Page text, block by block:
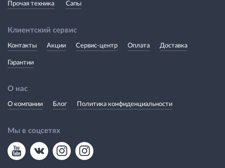
Прочая техника Сапы
Клиентский сервис
Контакты Акции Сервис-центр Оплата Доставка
Гарантии
О нас
О компании Блог Политика конфиденциальности
Мы в соцсетях